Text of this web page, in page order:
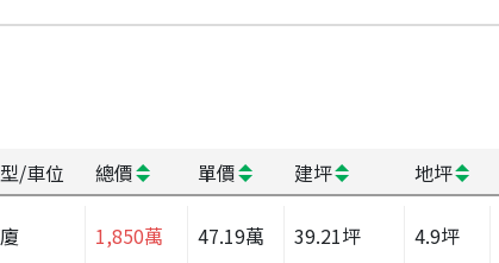
/車位 總價 單價 建坪 地坪
1,850萬 47.19萬 39.21坪 4.9坪